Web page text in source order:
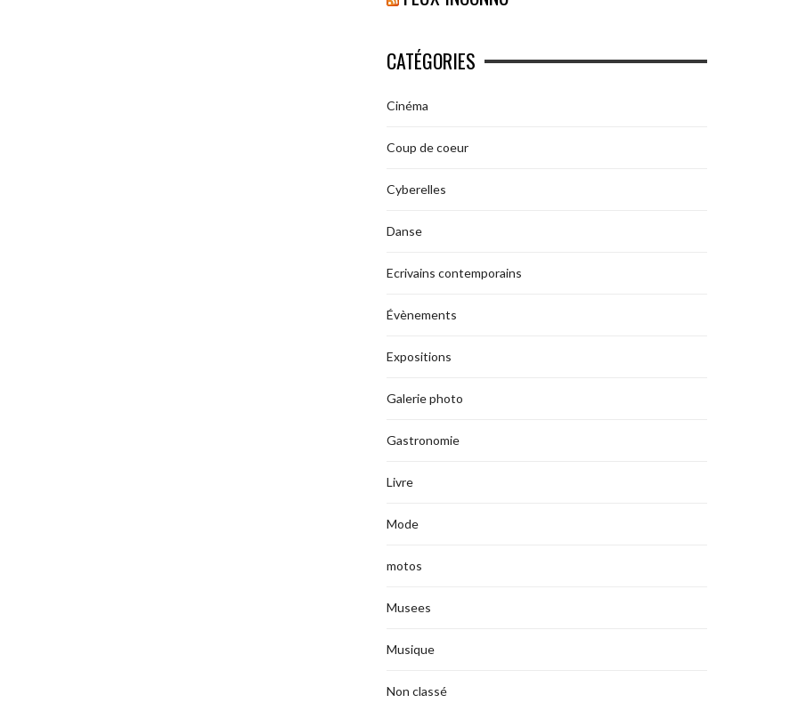
CATÉGORIES
Cinéma
Coup de coeur
Cyberelles
Danse
Ecrivains contemporains
Évènements
Expositions
Galerie photo
Gastronomie
Livre
Mode
motos
Musees
Musique
Non classé